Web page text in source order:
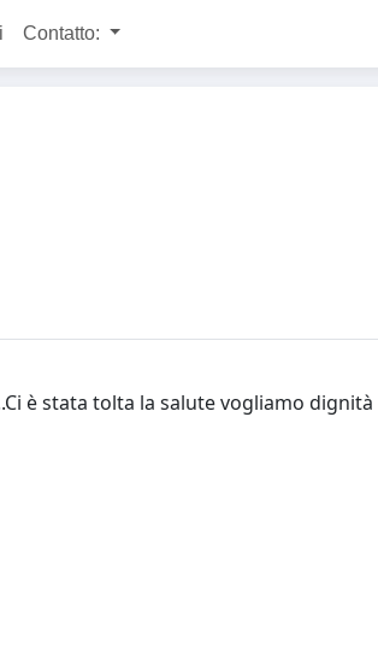
Contatto:
è stata tolta la salute vogliamo